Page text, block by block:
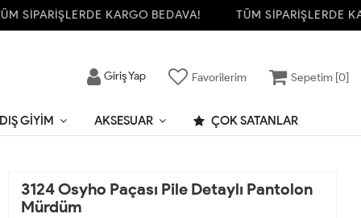
SİPARİŞLERDE KARGO BEDAVA! TÜM SİPARİŞLERDE
Giriş Yap Favorilerim Sepetim [0]
DIŞ GIYIM AKSESUAR ÇOK SATANLAR
3124 Osyho Paçası Pile Detaylı Pantolon
Mürdüm